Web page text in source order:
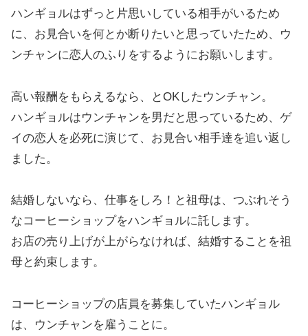
ハンギョルはずっと片思いしている相手がいるため
に、お見合いを何とか断りたいと思っていたため、ウ
ンチャンに恋人のふりをするようにお願いします。
高い報酬をもらえるなら、とOKしたウンチャン。
ハンギョルはウンチャンを男だと思っているため、ゲ
イの恋人を必死に演じて、お見合い相手達を追い返し
ました。
結婚しないなら、仕事をしろ！と祖母は、つぶれそう
なコーヒーショップをハンギョルに託します。
お店の売り上げが上がらなければ、結婚することを祖
母と約束します。
コーヒーショップの店員を募集していたハンギョル
は、ウンチャンを雇うことに。